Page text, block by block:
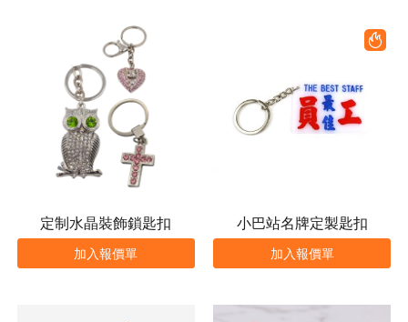
定制水晶裝飾鎖匙扣
加入報價單
小巴站名牌定製匙扣
加入報價單